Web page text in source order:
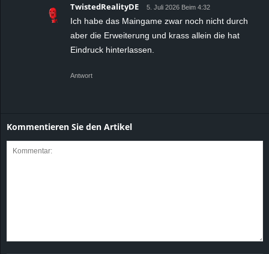
TwistedRealityDE 5. Juli 2026 Beim 4:32
Ich habe das Maingame zwar noch nicht durch
aber die Erweiterung und krass allein die hat
Eindruck hinterlassen.
Antwort
Kommentieren Sie den Artikel